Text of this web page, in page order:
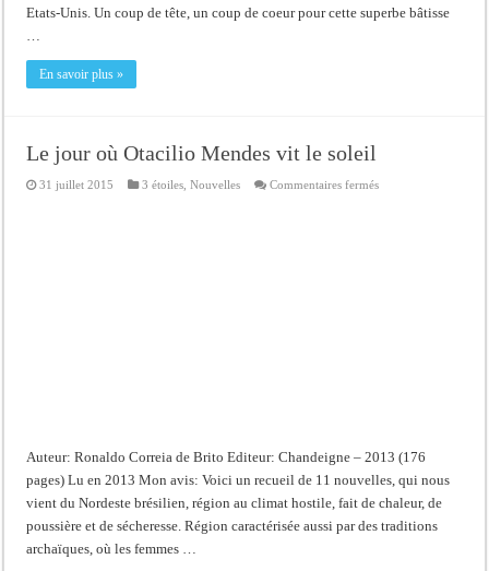
Etats-Unis. Un coup de tête, un coup de coeur pour cette superbe bâtisse
En savoir plus »
Le jour où Otacilio Mendes vit le soleil
31 juillet 2015 3 étoiles ,Nouvelles Commentaires ferméssur
Auteur: Ronaldo Correia de Brito Editeur: Chandeigne – 2013 (176
pages) Lu en 2013 Mon avis: Voici un recueil de 11 nouvelles, qui nous
vient du Nordeste brésilien, région au climat hostile, fait de chaleur, de
poussière et de sécheresse. Région caractérisée aussi par des traditions
archaïques, où les femmes …